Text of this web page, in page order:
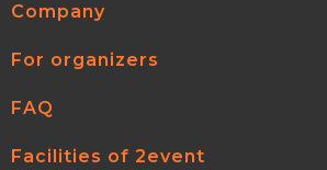
Company
For organizers
FAQ
Facilities of 2event